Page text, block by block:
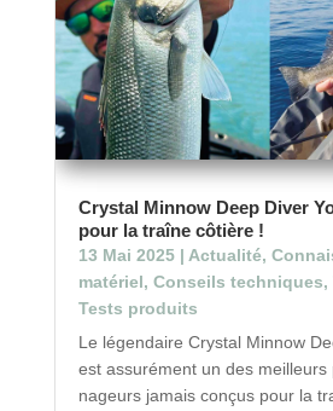
Crystal Minnow Deep Diver
pour la traîne côtière !
13 Mai 2025| Actualité,
matériel, Conseils techniques,
Tests produits
Le légendaire Crystal Minnow
est assurément un des meilleurs
nageurs jamais conçus pour la